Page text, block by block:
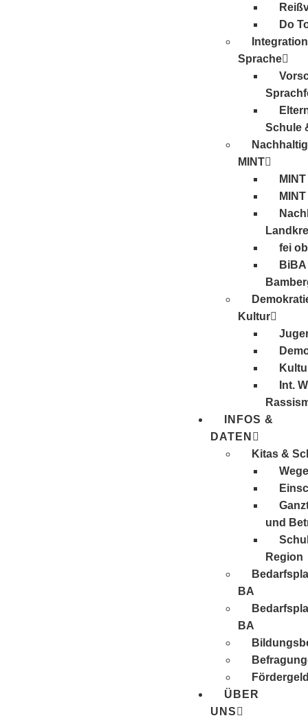
Do
Sprache
Schule
MINT
fei
Kultur
Int.
INFOS &
DATEN
Kitas &
und
Region
BA
BA
ÜBER
UNS